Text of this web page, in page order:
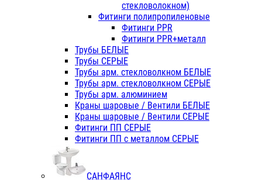
стекловолокном)
Фитинги полипропиленовые
Фитинги PPR
Фитинги PPR+металл
Трубы БЕЛЫЕ
Трубы СЕРЫЕ
Трубы арм. стекловолкном БЕЛЫЕ
Трубы арм. стекловолкном СЕРЫЕ
Трубы арм. алюминием
Краны шаровые / Вентили БЕЛЫЕ
Краны шаровые / Вентили СЕРЫЕ
Фитинги ПП СЕРЫЕ
Фитинги ПП с металлом СЕРЫЕ
САНФАЯНС